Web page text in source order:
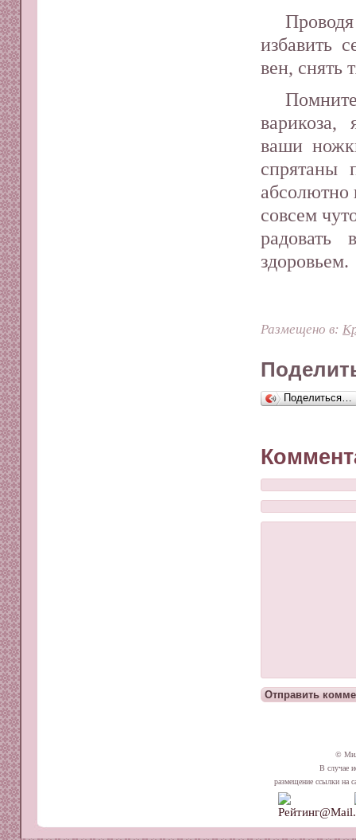
избавить
вен, снять
варикоза,
ваши
спрятаны
абсолютно
совсем
здоровьем.
Размещено в:
Поделиться…
©
В случае
размещение ссылки на